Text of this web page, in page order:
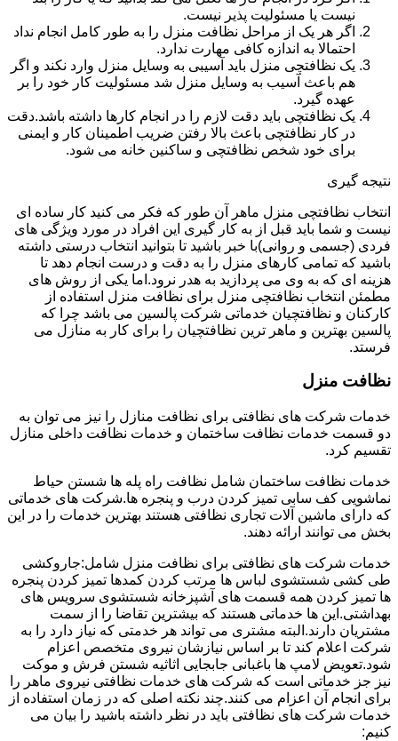
نیست یا مسئولیت پذیر نیست.
اگر هر یک از مراحل نظافت منزل را به طور کامل انجام نداد
احتمالا به اندازه کافی مهارت ندارد.
یک نظافتچی منزل باید آسیبی به وسایل منزل وارد نکند و اگر
هم باعث آسیب به وسایل منزل شد مسئولیت کار خود را بر
عهده گیرد.
یک نظافتچی باید دقت لازم را در انجام کارها داشته باشد.دقت
در کار نظافتچی باعث بالا رفتن ضریب اطمینان کار و ایمنی
برای خود شخص نظافتچی و ساکنین خانه می شود.
نتیجه گیری
انتخاب نظافتچی منزل ماهر آن طور که فکر می کنید کار ساده ای
نیست و شما باید قبل از به کار گیری این افراد در مورد ویژگی های
فردی (جسمی و روانی)با خبر باشید تا بتوانید انتخاب درستی داشته
باشید که تمامی کارهای منزل را به دقت و درست انجام دهد تا
هزینه ای که به وی می پردازید به هدر نرود.اما یکی از روش های
مطمئن انتخاب نظافتچی منزل برای نظافت منزل استفاده از
کارکنان و نظافتچیان خدماتی شرکت پالسین می باشد چرا که
پالسین بهترین و ماهر ترین نظافتچیان را برای کار به منازل می
فرستد.
نظافت منزل
خدمات شرکت های نظافتی برای نظافت منازل را نیز می توان به
دو قسمت خدمات نظافت ساختمان و خدمات نظافت داخلی منازل
تقسیم کرد.
خدمات نظافت ساختمان شامل نظافت راه پله ها شستن حیاط
نماشویی کف سابی تمیز کردن درب و پنجره ها.شرکت های خدماتی
که دارای ماشین آلات تجاری نظافتی هستند بهترین خدمات را در این
بخش می توانند ارائه دهند.
خدمات شرکت های نظافتی برای نظافت منزل شامل:جاروکشی
طی کشی شستشوی لباس ها مرتب کردن کمدها تمیز کردن پنجره
ها تمیز کردن همه قسمت های آشپزخانه شستشوی سرویس های
بهداشتی.این ها خدماتی هستند که بیشترین تقاضا را از سمت
مشتریان دارند.البته مشتری می تواند هر خدمتی که نیاز دارد را به
شرکت اعلام کند تا بر اساس نیازشان نیروی متخصص اعزام
شود.تعویض لامپ ها باغبانی جابجایی اثاثیه شستن فرش و موکت
نیز جز خدماتی است که شرکت های خدمات نظافتی نیروی ماهر را
برای انجام آن اعزام می کنند.چند نکته اصلی که در زمان استفاده از
خدمات شرکت های نظافتی باید در نظر داشته باشید را بیان می
کنیم: